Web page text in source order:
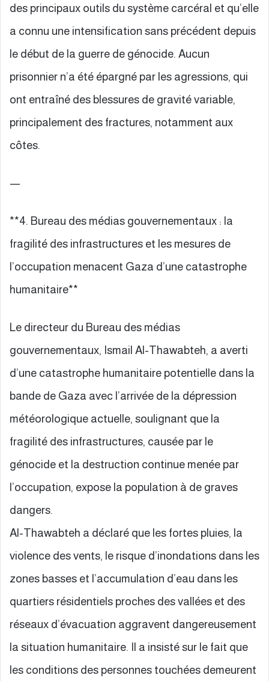
des principaux outils du système carcéral et qu’elle
a connu une intensification sans précédent depuis
le début de la guerre de génocide. Aucun
prisonnier n’a été épargné par les agressions, qui
ont entraîné des blessures de gravité variable,
principalement des fractures, notamment aux
côtes.
—
**4. Bureau des médias gouvernementaux : la
fragilité des infrastructures et les mesures de
l’occupation menacent Gaza d’une catastrophe
humanitaire**
Le directeur du Bureau des médias
gouvernementaux, Ismail Al-Thawabteh, a averti
d’une catastrophe humanitaire potentielle dans la
bande de Gaza avec l’arrivée de la dépression
météorologique actuelle, soulignant que la
fragilité des infrastructures, causée par le
génocide et la destruction continue menée par
l’occupation, expose la population à de graves
dangers.
Al-Thawabteh a déclaré que les fortes pluies, la
violence des vents, le risque d’inondations dans les
zones basses et l’accumulation d’eau dans les
quartiers résidentiels proches des vallées et des
réseaux d’évacuation aggravent dangereusement
la situation humanitaire. Il a insisté sur le fait que
les conditions des personnes touchées demeurent